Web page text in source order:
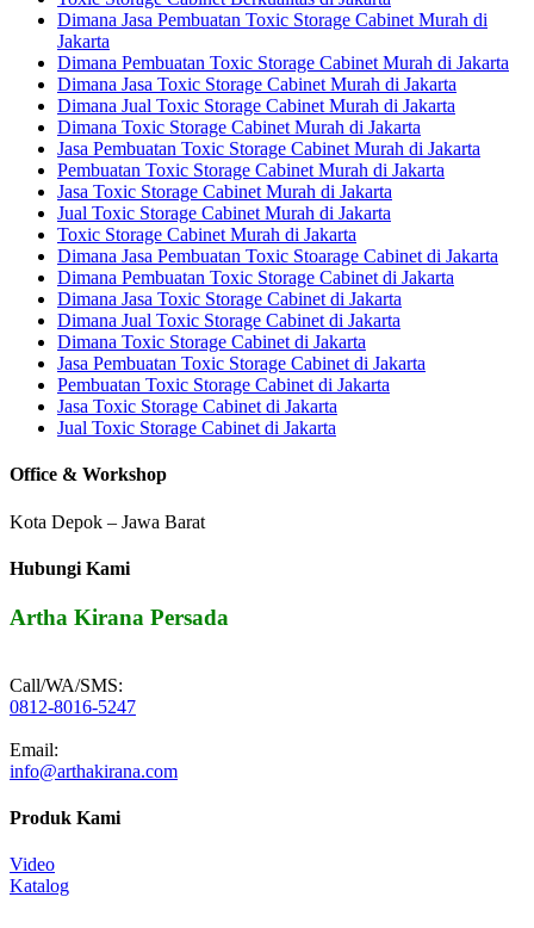
Dimana Jasa Pembuatan Toxic Storage Cabinet Murah di
Jakarta
Dimana Pembuatan Toxic Storage Cabinet Murah di Jakarta
Dimana Jasa Toxic Storage Cabinet Murah di Jakarta
Dimana Jual Toxic Storage Cabinet Murah di Jakarta
Dimana Toxic Storage Cabinet Murah di Jakarta
Jasa Pembuatan Toxic Storage Cabinet Murah di Jakarta
Pembuatan Toxic Storage Cabinet Murah di Jakarta
Jasa Toxic Storage Cabinet Murah di Jakarta
Jual Toxic Storage Cabinet Murah di Jakarta
Toxic Storage Cabinet Murah di Jakarta
Dimana Jasa Pembuatan Toxic Stoarage Cabinet di Jakarta
Dimana Pembuatan Toxic Storage Cabinet di Jakarta
Dimana Jasa Toxic Storage Cabinet di Jakarta
Dimana Jual Toxic Storage Cabinet di Jakarta
Dimana Toxic Storage Cabinet di Jakarta
Jasa Pembuatan Toxic Storage Cabinet di Jakarta
Pembuatan Toxic Storage Cabinet di Jakarta
Jasa Toxic Storage Cabinet di Jakarta
Jual Toxic Storage Cabinet di Jakarta
Office & Workshop
Kota Depok – Jawa Barat
Hubungi Kami
Artha Kirana Persada
Call/WA/SMS:
0812-8016-5247
Email:
info@arthakirana.com
Produk Kami
Video
Katalog